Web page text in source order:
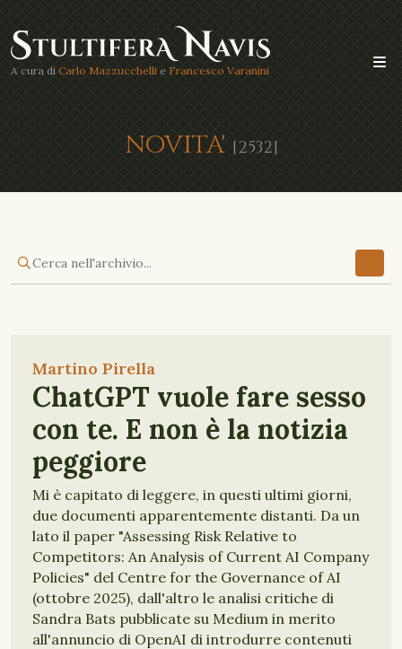
A cura di Carlo Mazzucchelli e Francesco Varanini
NOVITA' [2532]
Martino Pirella
ChatGPT vuole fare sesso
con te. E non è la notizia
peggiore
Mi è capitato di leggere, in questi ultimi giorni,
due documenti apparentemente distanti. Da un
lato il paper "Assessing Risk Relative to
Competitors: An Analysis of Current AI Company
Policies" del Centre for the Governance of AI
(ottobre 2025), dall'altro le analisi critiche di
Sandra Bats pubblicate su Medium in merito
all'annuncio di OpenAI di introdurre contenuti